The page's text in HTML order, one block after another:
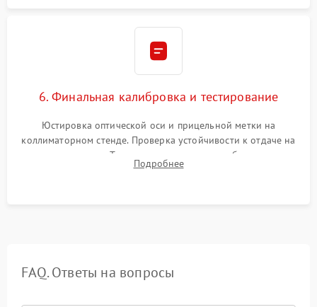
6. Финальная калибровка и тестирование
Юстировка оптической оси и прицельной метки на
коллиматорном стенде. Проверка устойчивости к отдаче на
ударном стенде. Тестирование качества изображения в
темноте, дальности обнаружения и корректной работы всех
Подробнее
FAQ. Ответы на вопросы